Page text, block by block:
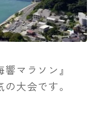
マラソン』
大会です。